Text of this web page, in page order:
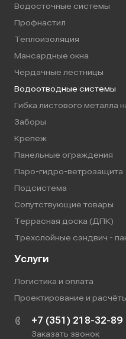
Водосточные системы
Профнастил
Теплоизоляция
Мансардные окна
Чердачные лестницы
Водоотводные системы
Гибка листового металла
Заборы
Крепеж
Панельные ограждения
Паро-гидро-ветрозащита
Подсистема
Сопутствующие товары
Террасная доска (ДПК)
Трехслойные сэндвич -
Услуги
Логистика и оплата
Проектирование и
+7 (351) 218-32-89
Заказать звонок